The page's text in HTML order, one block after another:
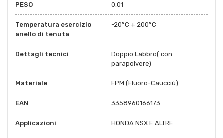
PESO 0,01
Temperatura esercizio
anello di tenuta
-20°C + 200°C
Dettagli tecnici
Doppio Labbro( con
parapolvere)
Materiale FPM (Fluoro-Caucciù)
EAN 3358960166173
Applicazioni HONDA NSX E ALTRE